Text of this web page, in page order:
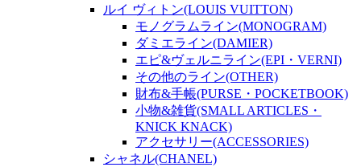
ルイ ヴィトン(LOUIS VUITTON)
モノグラムライン(MONOGRAM)
ダミエライン(DAMIER)
エピ&ヴェルニライン(EPI・VERNI)
その他のライン(OTHER)
財布&手帳(PURSE・POCKETBOOK)
小物&雑貨(SMALL ARTICLES・
KNICK KNACK)
アクセサリー(ACCESSORIES)
シャネル(CHANEL)